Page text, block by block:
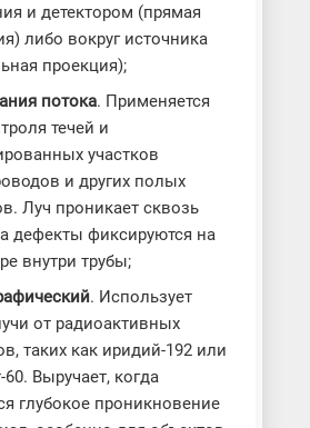
и детектором (прямая
либо вокруг источника
проекция);
потока. Применяется
течей и
участков
и других полых
Луч проникает сквозь
дефекты фиксируются на
внутри трубы;
. Использует
от радиоактивных
таких как иридий-192 или
60. Выручает, когда
глубокое проникновение